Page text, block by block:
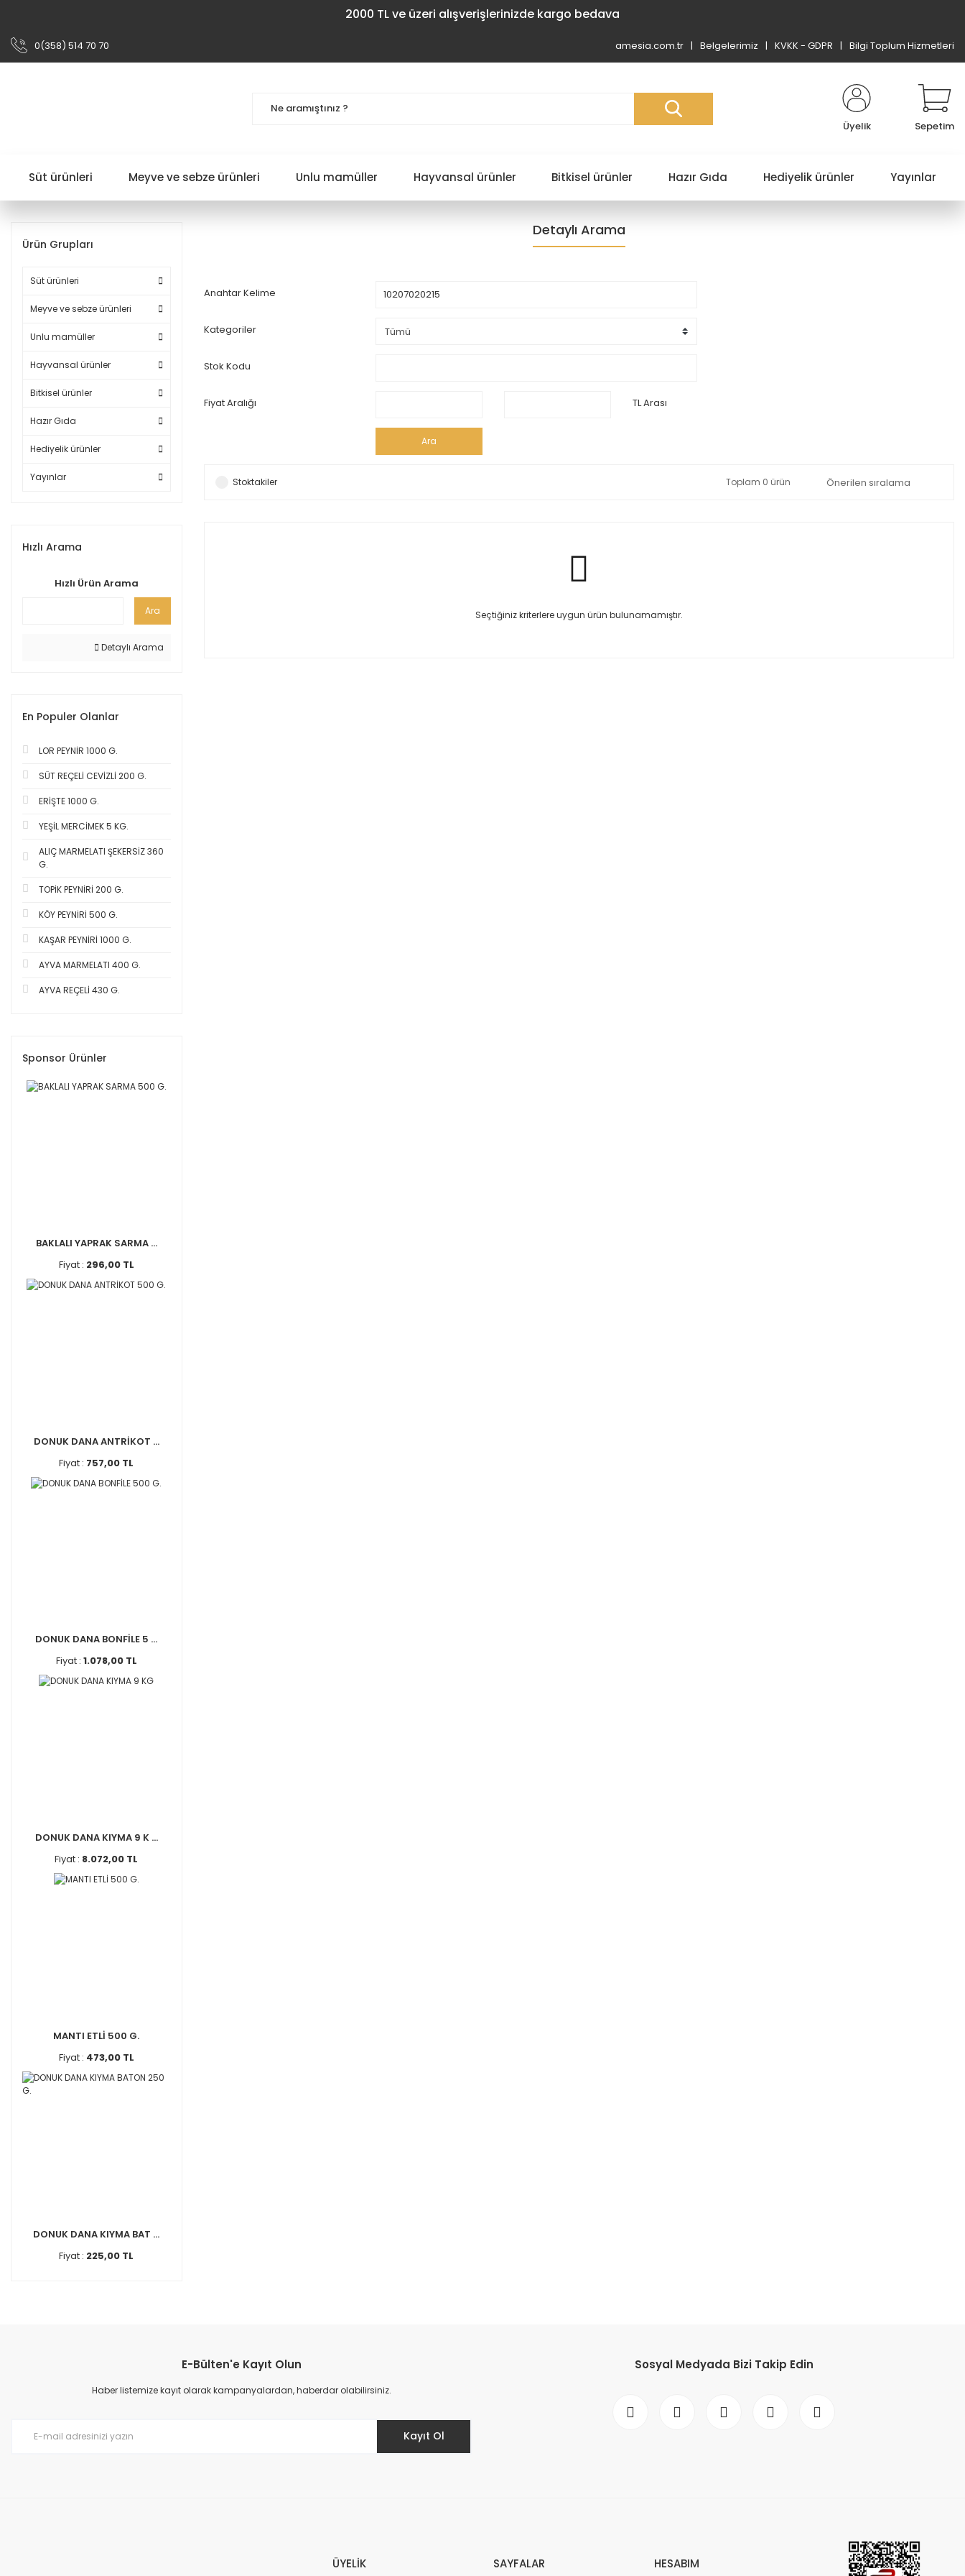
2000 TL ve üzeri alışverişlerinizde kargo bedava
0(358) 514 70 70 amesia.com.tr Belgelerimiz KVKK - GDPR Bilgi Toplum Hizmetleri
Üyelik Sepetim
Süt ürünleri Meyve ve sebze ürünleri Unlu mamüller Hayvansal ürünler Bitkisel ürünler Hazır Gıda Hediyelik ürünler Yayınlar
Ürün Grupları
Süt ürünleri
Meyve ve sebze ürünleri
Unlu mamüller
Hayvansal ürünler
Bitkisel ürünler
Hazır Gıda
Hediyelik ürünler
Yayınlar
Hızlı Arama
Hızlı Ürün Arama
Ara
Detaylı Arama
En Populer Olanlar
LOR PEYNİR 1000 G.
SÜT REÇELİ CEVİZLİ 200 G.
ERİŞTE 1000 G.
YEŞİL MERCİMEK 5 KG.
ALIÇ MARMELATI ŞEKERSİZ 360
G.
TOPİK PEYNİRİ 200 G.
KÖY PEYNİRİ 500 G.
KAŞAR PEYNİRİ 1000 G.
AYVA MARMELATI 400 G.
AYVA REÇELİ 430 G.
Sponsor Ürünler
BAKLALI YAPRAK SARMA ...
Fiyat : 296,00 TL
DONUK DANA ANTRİKOT ...
Fiyat : 757,00 TL
DONUK DANA BONFİLE 5 ...
Fiyat : 1.078,00 TL
DONUK DANA KIYMA 9 K ...
Fiyat : 8.072,00 TL
MANTI ETLİ 500 G.
Fiyat : 473,00 TL
DONUK DANA KIYMA BAT ...
Fiyat : 225,00 TL
Detaylı Arama
Anahtar Kelime
Kategoriler
Stok Kodu
Fiyat Aralığı TL Arası
Ara
Stoktakiler Toplam 0 ürün
Seçtiğiniz kriterlere uygun ürün bulunamamıştır.
E-Bülten'e Kayıt Olun
Haber listemize kayıt olarak kampanyalardan, haberdar olabilirsiniz.
Kayıt Ol
Sosyal Medyada Bizi Takip Edin
ÜYELİK SAYFALAR HESABIM